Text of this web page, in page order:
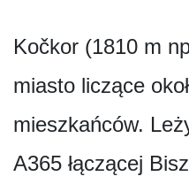
Kočkor (1810 m
miasto liczące
mieszkańców.
A365 łączącej